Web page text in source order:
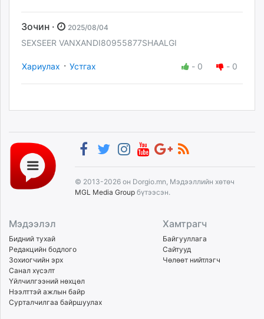
Зочин · 2025/08/04
SEXSEER VANXANDI80955877SHAALGI
Хариулах · Устгах - 0 - 0
© 2013-2026 он Dorgio.mn, Мэдээллийн хөтөч
MGL Media Group бүтээсэн.
Мэдээлэл
Бидний тухай
Редакцийн бодлого
Зохиогчийн эрх
Санал хүсэлт
Үйлчилгээний нөхцөл
Нээлттэй ажлын байр
Сурталчилгаа байршуулах
Хамтрагч
Байгууллага
Сайтууд
Чөлөөт нийтлэгч